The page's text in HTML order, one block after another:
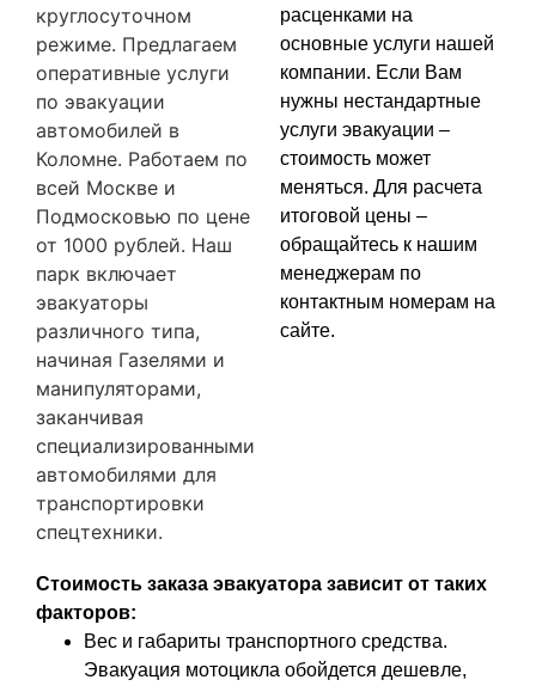
круглосуточном
режиме. Предлагаем
оперативные услуги
по эвакуации
автомобилей в
Коломне. Работаем по
всей Москве и
Подмосковью по цене
от 1000 рублей. Наш
парк включает
эвакуаторы
различного типа,
начиная Газелями и
манипуляторами,
заканчивая
специализированными
автомобилями для
транспортировки
спецтехники.
расценками на
основные услуги нашей
компании. Если Вам
нужны нестандартные
услуги эвакуации –
стоимость может
меняться. Для расчета
итоговой цены –
обращайтесь к нашим
менеджерам по
контактным номерам на
сайте.
Стоимость заказа эвакуатора зависит от таких
факторов:
Вес и габариты транспортного средства.
Эвакуация мотоцикла обойдется дешевле,